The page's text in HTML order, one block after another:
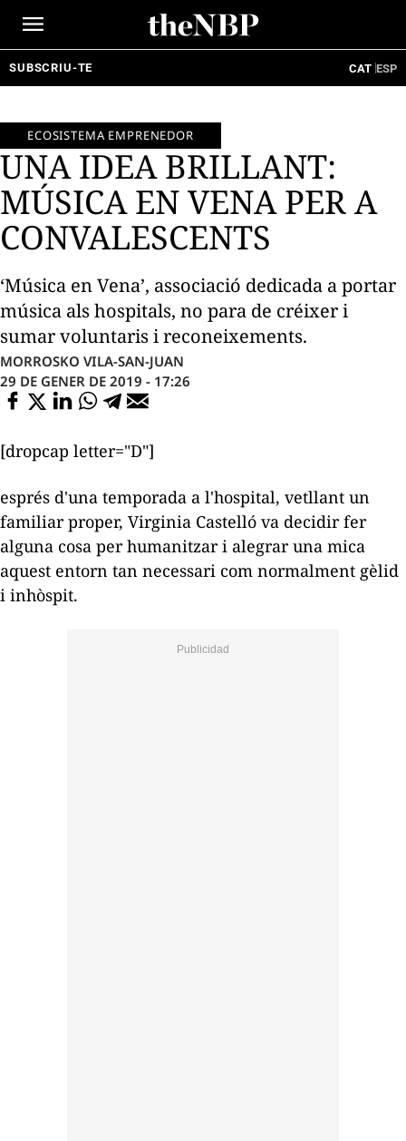
SUBSCRIU-TE CAT ESP
ECOSISTEMA EMPRENEDOR
UNA IDEA BRILLANT:
MÚSICA EN VENA PER A
CONVALESCENTS
‘Música en Vena’, associació dedicada a portar
música als hospitals, no para de créixer i
sumar voluntaris i reconeixements.
MORROSKO VILA-SAN-JUAN
29 DE GENER DE 2019 - 17:26
[dropcap letter="D"]
esprés d'una temporada a l'hospital, vetllant un
familiar proper, Virginia Castelló va decidir fer
alguna cosa per humanitzar i alegrar una mica
aquest entorn tan necessari com normalment gèlid
i inhòspit.